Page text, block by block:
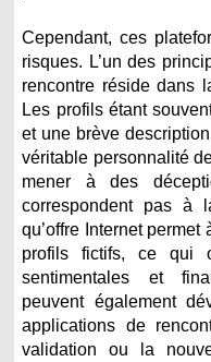
Cependant, ces
risques. L’un des
rencontre réside dans
Les profils étant
et une brève
véritable personnalité
mener à des
correspondent pas à
qu’offre Internet
profils fictifs, ce qui
sentimentales et
peuvent également
applications de
validation ou la